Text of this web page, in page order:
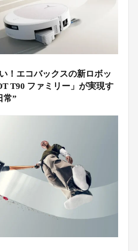
！エコバックスの新ロボッ
T90 ファミリー」が実現す
常”